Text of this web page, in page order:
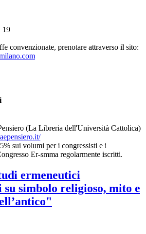
19
convenzionate, prenotare attraverso il sito:
(La Libreria dell'Università Cattolica)
sui volumi per i congressisti e i
Er-smma regolarmente iscritti.
ermeneutici
simbolo religioso, mito e